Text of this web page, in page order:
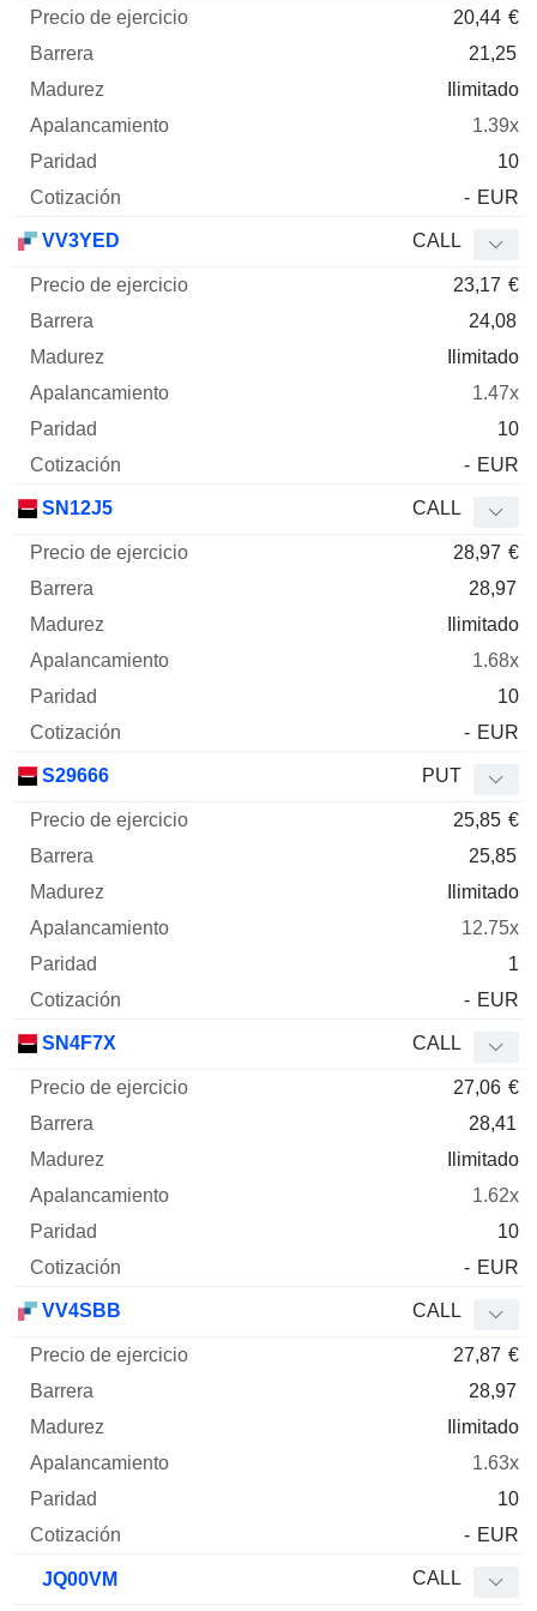
20,44 €
21,25
Ilimitado
1.39x
10
- EUR
VV3YED CALL
23,17 €
24,08
Ilimitado
1.47x
10
- EUR
SN12J5 CALL
28,97 €
28,97
Ilimitado
1.68x
10
- EUR
S29666 PUT
25,85 €
25,85
Ilimitado
12.75x
1
- EUR
SN4F7X CALL
27,06 €
28,41
Ilimitado
1.62x
10
- EUR
VV4SBB CALL
27,87 €
28,97
Ilimitado
1.63x
10
- EUR
JQ00VM CALL